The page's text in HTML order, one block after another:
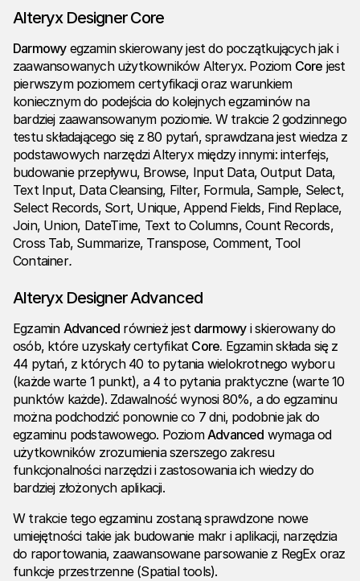
Alteryx Designer Core
Darmowyegzamin skierowany jest do początkujących jak i
zaawansowanych użytkowników Alteryx. Poziom Core jest
pierwszym poziomem certyfikacji oraz warunkiem
koniecznym do podejścia do kolejnych egzaminów na
bardziej zaawansowanym poziomie. W trakcie 2 godzinnego
testu składającego się z 80 pytań, sprawdzana jest wiedza z
podstawowych narzędzi Alteryx między innymi: interfejs,
budowanie przepływu, Browse, Input Data, Output Data,
Text Input, Data Cleansing, Filter, Formula, Sample, Select,
Select Records, Sort, Unique, Append Fields, Find Replace,
Join, Union, DateTime, Text to Columns, Count Records,
Cross Tab, Summarize, Transpose, Comment, Tool
Container.
Alteryx Designer Advanced
Egzamin Advanced również jest darmowyi skierowany do
osób, które uzyskały certyfikat Core. Egzamin składa się z
44 pytań, z których 40 to pytania wielokrotnego wyboru
(każde warte 1 punkt), a 4 to pytania praktyczne (warte 10
punktów każde). Zdawalność wynosi 80%, a do egzaminu
można podchodzić ponownie co 7 dni, podobnie jak do
egzaminu podstawowego. PoziomAdvanced wymaga od
użytkowników zrozumienia szerszego zakresu
funkcjonalności narzędzi i zastosowania ich wiedzy do
bardziej złożonych aplikacji.
W trakcie tego egzaminu zostaną sprawdzone nowe
umiejętności takie jak budowanie makr i aplikacji, narzędzia
do raportowania, zaawansowane parsowanie z RegEx oraz
funkcje przestrzenne (Spatial tools).